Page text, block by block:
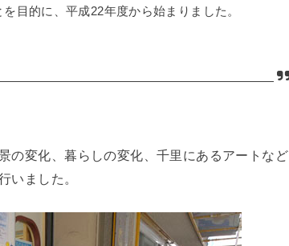
目的に、平成22年度から始まりました。
の変化、暮らしの変化、千里にあるアートなど
いました。